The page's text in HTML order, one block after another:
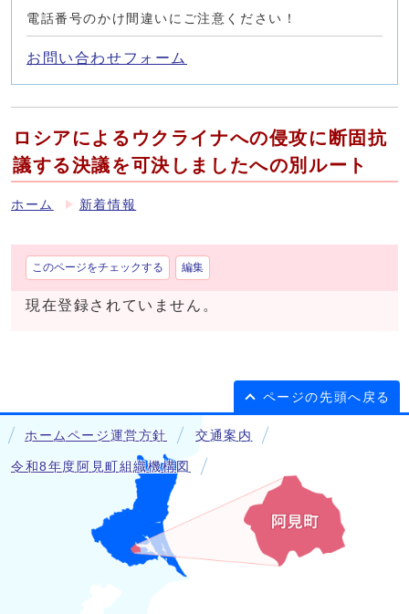
電話番号のかけ間違いにご注意ください！
お問い合わせフォーム
ロシアによるウクライナへの侵攻に断固抗
議する決議を可決しましたへの別ルート
ホーム 新着情報
このページをチェックする 編集
現在登録されていません。
ページの先頭へ戻る
ホームページ運営方針 交通案内
令和8年度阿見町組織機構図